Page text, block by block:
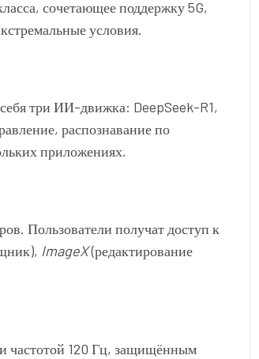
сочетающее поддержку 5G,
условия.
три ИИ-движка: DeepSeek-R1,
распознавание по
приложениях.
Пользователи получат доступ к
ImageX(редактирование
частотой 120 Гц, защищённым